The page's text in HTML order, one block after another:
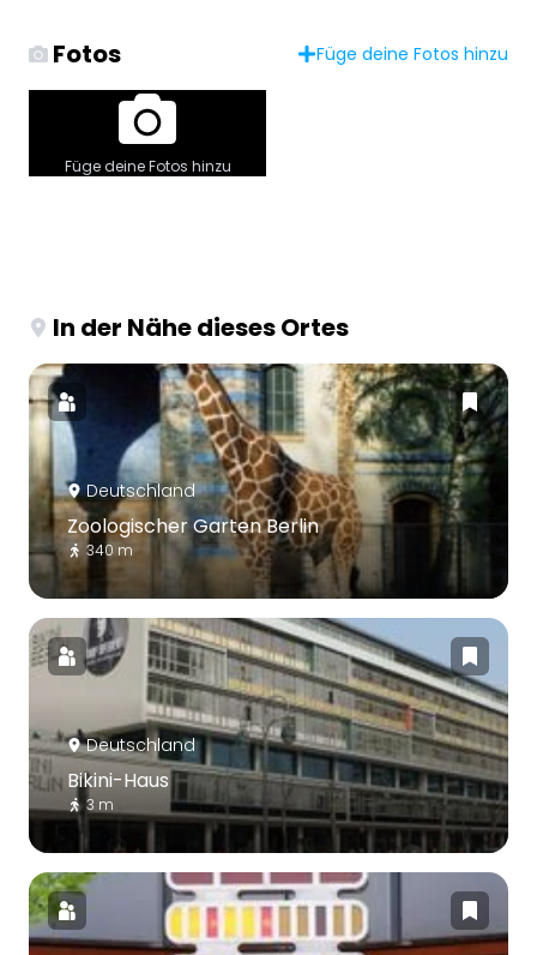
Fotos Füge deine Fotos hinzu
Füge deine Fotos hinzu
In der Nähe dieses Ortes
Deutschland
Zoologischer Garten Berlin
340 m
Deutschland
Bikini-Haus
3 m